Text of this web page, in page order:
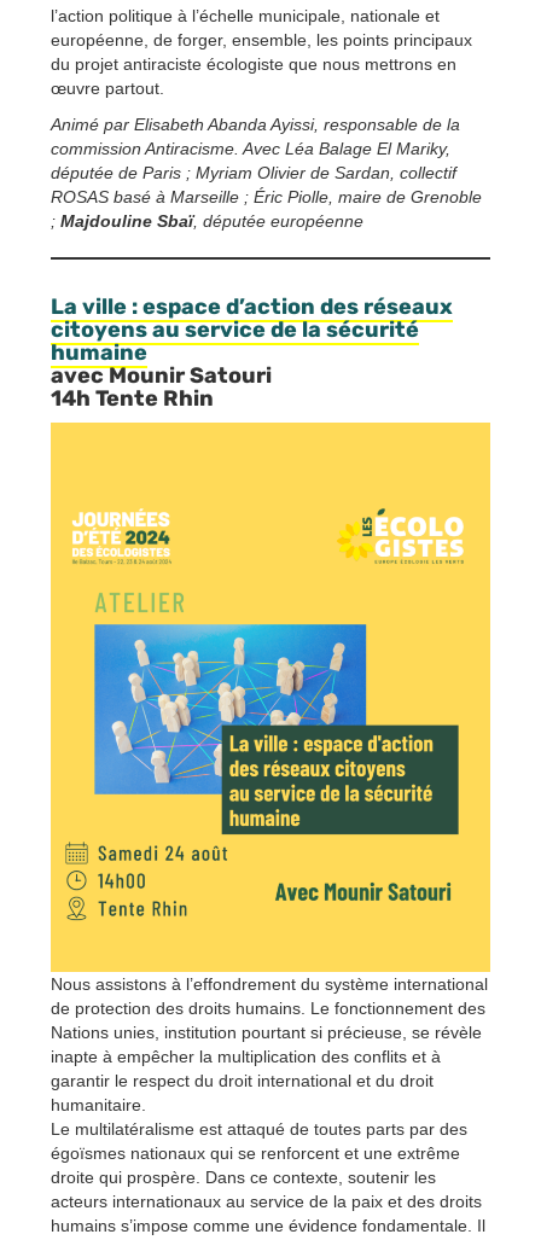
l’action politique à l’échelle municipale, nationale et
européenne, de forger, ensemble, les points principaux
du projet antiraciste écologiste que nous mettrons en
œuvre partout.
Animé par Elisabeth Abanda Ayissi, responsable de la
commission Antiracisme. Avec Léa Balage El Mariky,
députée de Paris ; Myriam Olivier de Sardan, collectif
ROSAS basé à Marseille ; Éric Piolle, maire de Grenoble
; Majdouline Sbaï, députée européenne
La ville : espace d’action des réseaux
citoyens au service de la sécurité
humaine
avec Mounir Satouri
14h Tente Rhin
Nous assistons à l’effondrement du système international
de protection des droits humains. Le fonctionnement des
Nations unies, institution pourtant si précieuse, se révèle
inapte à empêcher la multiplication des conflits et à
garantir le respect du droit international et du droit
humanitaire.
Le multilatéralisme est attaqué de toutes parts par des
égoïsmes nationaux qui se renforcent et une extrême
droite qui prospère. Dans ce contexte, soutenir les
acteurs internationaux au service de la paix et des droits
humains s’impose comme une évidence fondamentale. Il